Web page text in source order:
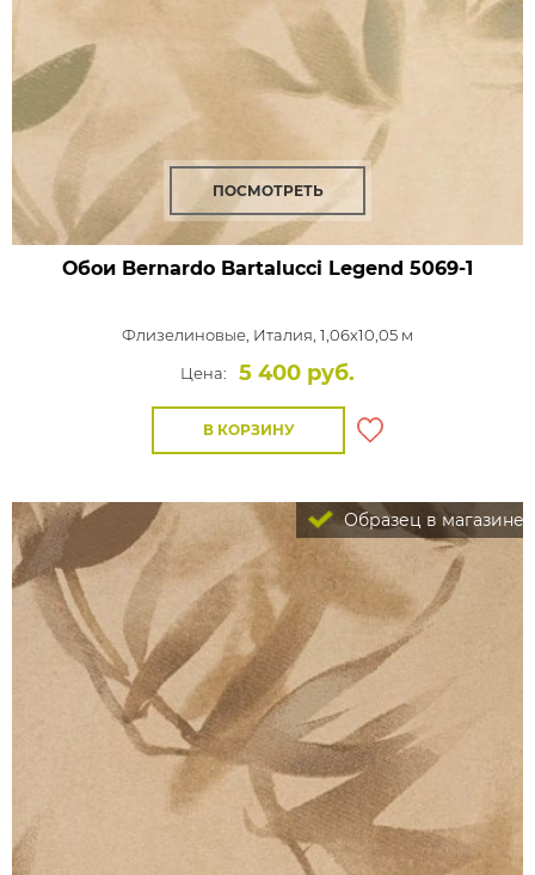
ПОСМОТРЕТЬ
Обои Bernardo Bartalucci Legend 5069-1
Флизелиновые, Италия, 1,06x10,05 м
Цена:
5 400 руб.
В КОРЗИНУ
Образец в магазине